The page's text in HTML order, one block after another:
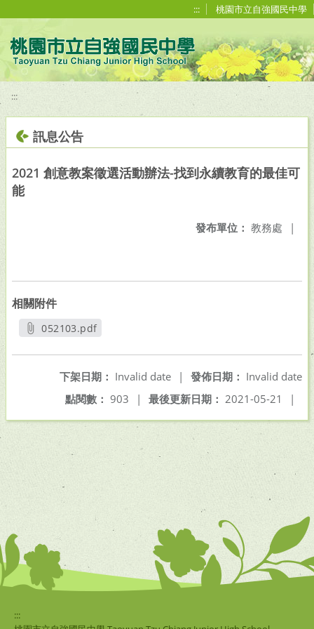
::: 桃園市立自強國民中學
:::
訊息公告
2021 創意教案徵選活動辦法-找到永續教育的最佳可
能
發布單位： 教務處 |
相關附件
052103.pdf
發佈日期： Invalid date
下架日期： Invalid date
|
最後更新日期： 2021-05-21 |
點閱數： 903 |
:::